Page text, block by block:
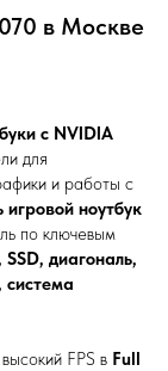
в Москве
с NVIDIA
для
и работы с
игровой ноутбук
по ключевым
диагональ,
система
FPS в Full